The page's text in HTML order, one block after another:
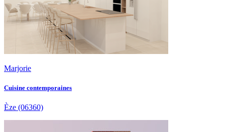
Marjorie
Cuisine contemporaines
Èze (06360)